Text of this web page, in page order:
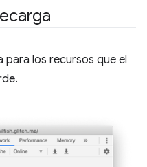
para los recursos que el